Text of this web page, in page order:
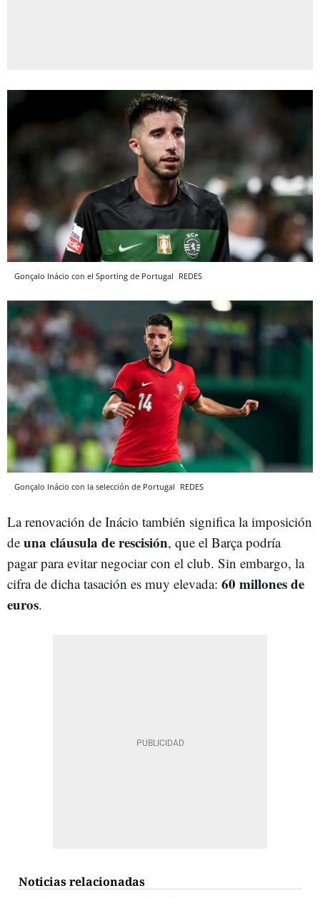
Gonçalo Inácio con el Sporting de Portugal REDES
Gonçalo Inácio con la selección de Portugal REDES
La renovación de Inácio también significa la imposición
de una cláusula de rescisión, que el Barça podría
pagar para evitar negociar con el club. Sin embargo, la
cifra de dicha tasación es muy elevada: 60 millones de
euros.
Noticias relacionadas